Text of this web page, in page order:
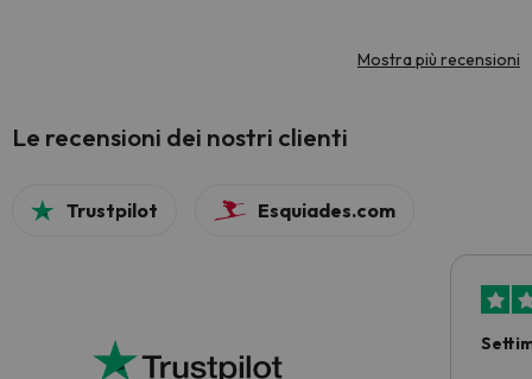
Mostra più recensioni
Le recensioni dei nostri clienti
Trustpilot Esquiades.com